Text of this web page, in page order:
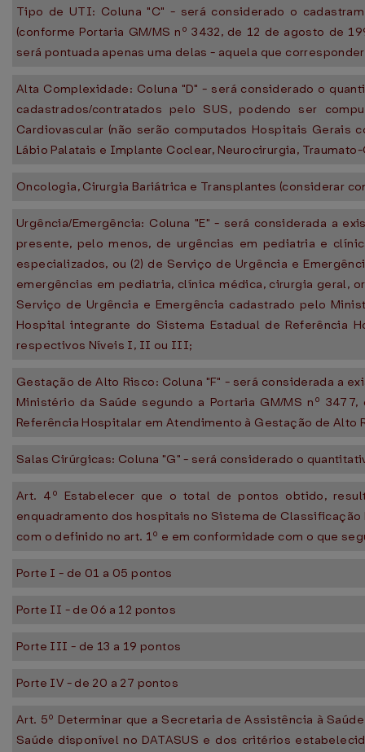
Tipo de UTI: Coluna "C" - será considerado o
(conforme Portaria GM/MS nº 3432, de 12 de agosto de
será pontuada apenas uma delas - aquela que
Alta Complexidade: Coluna "D" - será considerado o
cadastrados/contratados pelo SUS, podendo ser
Cardiovascular (não serão computados Hospitais Gerais
Lábio Palatais e Implante Coclear, Neurocirurgia,
Oncologia, Cirurgia Bariátrica e Transplantes (considerar
Urgência/Emergência: Coluna "E" - será considerada a
presente, pelo menos, de urgências em pediatria e
especializados, ou (2) de Serviço de Urgência e
emergências em pediatria, clínica médica, cirurgia geral,
Serviço de Urgência e Emergência cadastrado pelo
Hospital integrante do Sistema Estadual de Referência
respectivos Níveis I, II ou III;
Gestação de Alto Risco: Coluna "F" - será considerada a
Ministério da Saúde segundo a Portaria GM/MS nº
Referência Hospitalar em Atendimento à Gestação de
Salas Cirúrgicas: Coluna "G" - será considerado o
Art. 4º Estabelecer que o total de pontos obtido,
enquadramento dos hospitais no Sistema de
com o definido no art. 1º e em conformidade com o que
Porte I - de 01 a 05 pontos
Porte II - de 06 a 12 pontos
Porte III - de 13 a 19 pontos
Porte IV - de 20 a 27 pontos
Art. 5º Determinar que a Secretaria de Assistência à
Saúde disponível no DATASUS e dos critérios